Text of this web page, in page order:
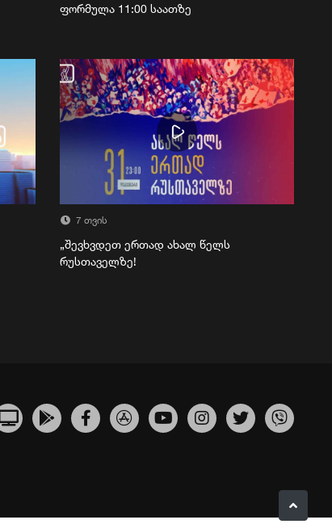
ფორმულა 11:00 საათზე
7 თვის
„შევხვდეთ ერთად ახალ წელს
რუსთაველზე!